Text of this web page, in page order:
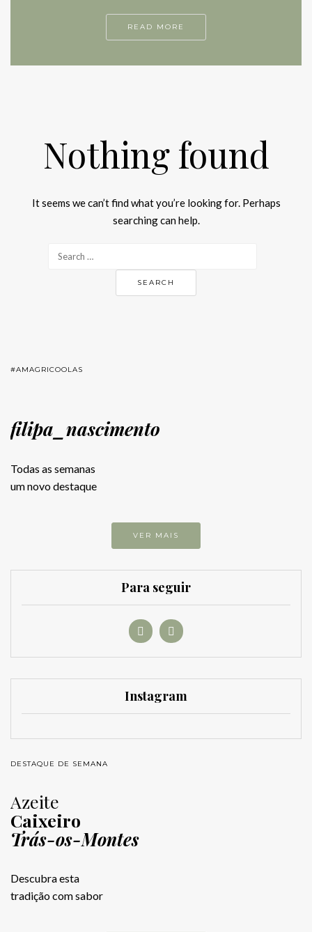
READ MORE
Nothing found
It seems we can’t find what you’re looking for. Perhaps
searching can help.
#AMAGRICOOLAS
filipa_nascimento
Todas as semanas
um novo destaque
VER MAIS
Para seguir
Instagram
DESTAQUE DE SEMANA
Azeite
Caixeiro
Trás-os-Montes
Descubra esta
tradição com sabor